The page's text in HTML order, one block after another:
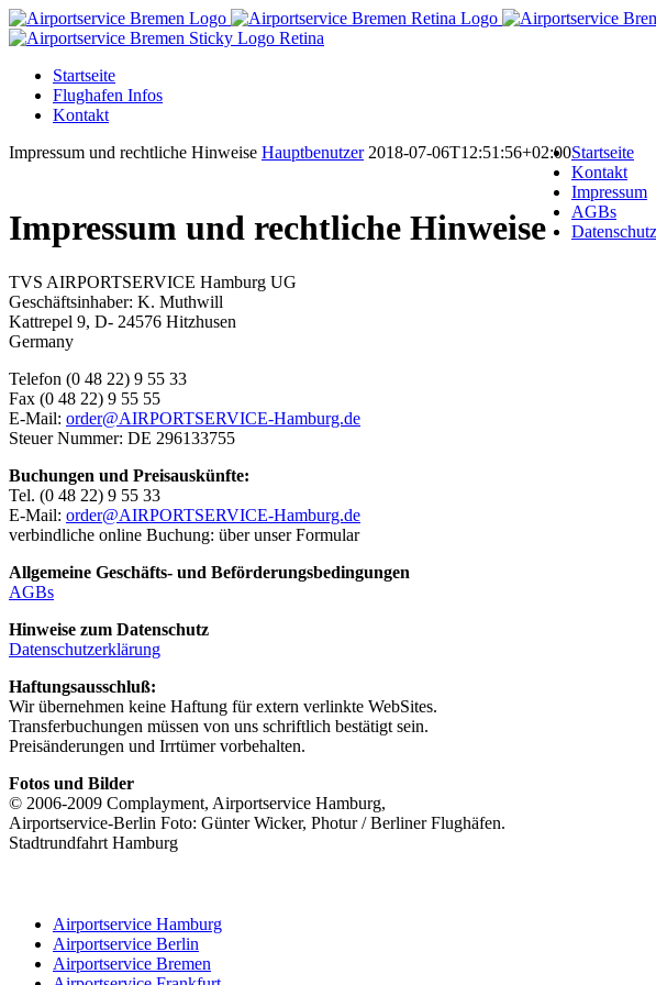
Startseite
Flughafen Infos
Kontakt
Impressum und rechtliche Hinweise Hauptbenutzer 2018-07-06T12:51:56+02:00
Impressum und rechtliche Hinweise
TVS AIRPORTSERVICE Hamburg UG
Geschäftsinhaber: K. Muthwill
Kattrepel 9, D- 24576 Hitzhusen
Germany
Telefon (0 48 22) 9 55 33
Fax (0 48 22) 9 55 55
E-Mail: order@AIRPORTSERVICE-Hamburg.de
Steuer Nummer: DE 296133755
Buchungen und Preisauskünfte:
Tel. (0 48 22) 9 55 33
E-Mail: order@AIRPORTSERVICE-Hamburg.de
verbindliche online Buchung: über unser Formular
Allgemeine Geschäfts- und Beförderungsbedingungen
AGBs
Hinweise zum Datenschutz
Datenschutzerklärung
Haftungsausschluß:
Wir übernehmen keine Haftung für extern verlinkte WebSites.
Transferbuchungen müssen von uns schriftlich bestätigt sein.
Preisänderungen und Irrtümer vorbehalten.
Fotos und Bilder
© 2006-2009 Complayment, Airportservice Hamburg,
Airportservice-Berlin Foto: Günter Wicker, Photur / Berliner Flughäfen.
Stadtrundfahrt Hamburg
Startseite
Kontakt
Impressum
AGBs
Airportservice Hamburg
Airportservice Berlin
Airportservice Bremen